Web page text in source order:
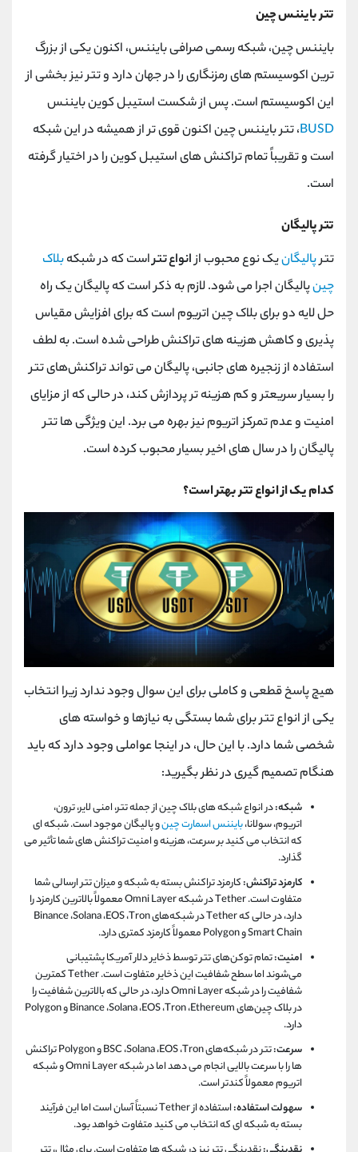
تتر بایننس چین
بایننس چین، شبکه رسمی صرافی بایننس، اکنون یکی از بزرگ
ترین اکوسیستم های رمزنگاری را در جهان دارد و تتر نیز بخشی از
این اکوسیستم است. پس از شکست استیبل کوین بایننس
BUSD، تتر بایننس چین اکنون قوی تر از همیشه در این شبکه
است و تقریباً تمام تراکنش های استیبل کوین را در اختیار گرفته
است.
تتر پالیگان
تترپالیگانیک نوع محبوب ازانواع تتراست که در شبکهبلاک
چینپالیگان اجرا می شود. لازم به ذکر است که پالیگان یک راه
حل لایه دو برای بلاک چین اتریوم است که برای افزایش مقیاس
پذیری و کاهش هزینه های تراکنش طراحی شده است. به لطف
استفاده از زنجیره ‌های جانبی، پالیگان می ‌تواند تراکنش‌های تتر
را بسیار سریعتر و کم ‌هزینه‌ تر پردازش کند، در حالی که از مزایای
امنیت و عدم تمرکز اتریوم نیز بهره می ‌برد. این ویژگی ها تتر
پالیگان را در سال های اخیر بسیار محبوب کرده است.
کدام یک از انواع تتر بهتر است؟
هیچ پاسخ قطعی و کاملی برای این سوال وجود ندارد زیرا انتخاب
یکی از انواع تتر برای شما بستگی به نیازها و خواسته های
شخصی شما دارد. با این حال، در اینجا عواملی وجود دارد که باید
هنگام تصمیم گیری در نظر بگیرید:
شبکه:در انواع شبکه های بلاک چین از جمله تتر، امنی لایر، ترون،
اتریوم، سولانا،بایننس اسمارت چینو پالیگان موجود است. شبکه ای
که انتخاب می کنید بر سرعت، هزینه و امنیت تراکنش های شما تأثیر می
گذارد.
کارمزد تراکنش:کارمزد تراکنش بسته به شبکه و میزان تتر ارسالی شما
متفاوت است.Tetherدر شبکهOmni Layerمعمولاً بالاترین کارمزد را
دارد، در حالی کهTetherدر شبکه‌هایTron،EOS،Solana،Binance
Smart ChainوPolygonمعمولاً کارمزد کمتری دارد.
امنیت:تمام توکن‌های تتر توسط ذخایر دلار آمریکا پشتیبانی
می‌شوند اما سطح شفافیت این ذخایر متفاوت است.Tetherکمترین
شفافیت را در شبکهOmni Layerدارد، در حالی که بالاترین شفافیت را
در بلاک چین‌هایEthereum،Tron،EOS،Solana،BinanceوPolygon
دارد.
سرعت:تتر در شبکه‌هایTron،EOS،Solana،BSCوPolygonتراکنش‌
ها را با سرعت بالایی انجام می دهد اما در شبکهOmni Layerو شبکه
اتریوم معمولاً کندتر است.
سهولت استفاده:استفاده ازTetherنسبتاً آسان است اما این فرآیند
بسته به شبکه ای که انتخاب می کنید متفاوت خواهد بود.